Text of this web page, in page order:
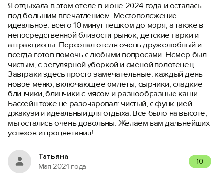
Я отдыхала в этом отеле в июне 2024 года и осталась
под большим впечатлением. Местоположение
идеальное: всего 10 минут пешком до моря, а также в
непосредственной близости рынок, детские парки и
аттракционы. Персонал отеля очень дружелюбный и
всегда готов помочь с любыми вопросами. Номер был
чистым, с регулярной уборкой и сменой полотенец.
Завтраки здесь просто замечательные: каждый день
новое меню, включающее омлеты, сырники, сладкие
блинчики, блинчики с мясом и разнообразные каши.
Бассейн тоже не разочаровал: чистый, с функцией
джакузи и идеальный для отдыха. Всё было на высоте,
мы остались очень довольны. Желаем вам дальнейших
успехов и процветания!
Татьяна
Мая 2024 года
10